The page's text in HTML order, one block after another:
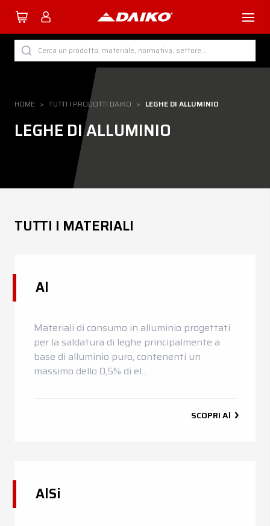
TUTTI I PRODOTTI DAIKO
EN ES FR IT
Cerca un prodotto, materiale, normativa, settore...
HOME > TUTTI I PRODOTTI DAIKO > LEGHE DI ALLUMINIO
LEGHE DI ALLUMINIO
TUTTI I MATERIALI
Al
Materiali di consumo in alluminio progettati
per la saldatura di leghe principalmente a
base di alluminio puro, contenenti un
massimo dello 0,5% di el...
SCOPRIAl
AlSi